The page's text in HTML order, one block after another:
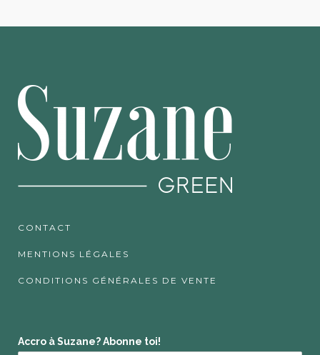
CONTACT
MENTIONS LÉGALES
CONDITIONS GÉNÉRALES DE VENTE
Accro à Suzane? Abonne toi!